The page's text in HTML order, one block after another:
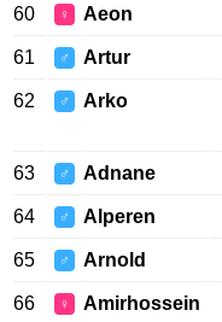
60 ♀ Aeon
61 ♂ Artur
62 ♂ Arko
63 ♂ Adnane
64 ♂ Alperen
65 ♂ Arnold
66 ♀ Amirhossein